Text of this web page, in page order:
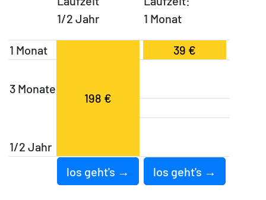
1/2 Jahr
1 Monat
1 Monat
198 €
39 €
3 Monate
1/2 Jahr
los geht's →
los geht's →